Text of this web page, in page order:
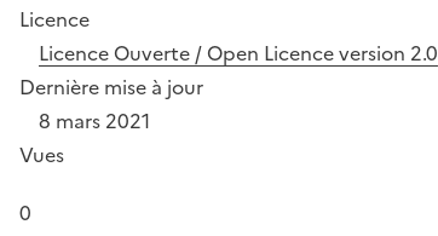
Licence
Licence Ouverte / Open Licence version 2.0
Dernière mise à jour
8 mars 2021
Vues
0